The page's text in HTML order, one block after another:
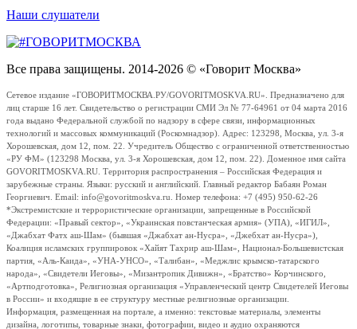
Наши слушатели
Все права защищены. 2014-2026 © «Говорит Москва»
Сетевое издание «ГОВОРИТМОСКВА.РУ/GOVORITMOSKVA.RU». Предназначено для
лиц старше 16 лет. Свидетельство о регистрации СМИ Эл № 77-64961 от 04 марта 2016
года выдано Федеральной службой по надзору в сфере связи, информационных
технологий и массовых коммуникаций (Роскомнадзор). Адрес: 123298, Москва, ул. 3-я
Хорошевская, дом 12, пом. 22. Учредитель Общество с ограниченной ответственностью
«РУ ФМ» (123298 Москва, ул. 3-я Хорошевская, дом 12, пом. 22). Доменное имя сайта
GOVORITMOSKVA.RU. Территория распространения – Российская Федерация и
зарубежные страны. Языки: русский и английский. Главный редактор Бабаян Роман
Георгиевич. Email: info@govoritmoskva.ru. Номер телефона: +7 (495) 950-62-26
*Экстремистские и террористические организации, запрещенные в Российской
Федерации: «Правый сектор», «Украинская повстанческая армия» (УПА), «ИГИЛ»,
«Джабхат Фатх аш-Шам» (бывшая «Джабхат ан-Нусра», «Джебхат ан-Нусра»),
Коалиция исламских группировок «Хайят Тахрир аш-Шам», Национал-Большевистская
партия, «Аль-Каида», «УНА-УНСО», «Талибан», «Меджлис крымско-татарского
народа», «Свидетели Иеговы», «Мизантропик Дивижн», «Братство» Корчинского,
«Артподготовка», Религиозная организация «Управленческий центр Свидетелей Иеговы
в России» и входящие в ее структуру местные религиозные организации.
Информация, размещенная на портале, а именно: текстовые материалы, элементы
дизайна, логотипы, товарные знаки, фотографии, видео и аудио охраняются